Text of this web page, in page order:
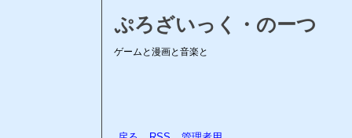
ぷろざいっく・のーつ
ゲームと漫画と音楽と